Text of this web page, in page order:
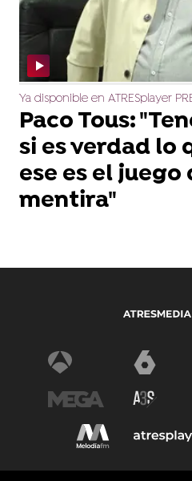
Ya disponible en ATRESplayer
Paco Tous:
si es verdad lo
ese es el juego
mentira"